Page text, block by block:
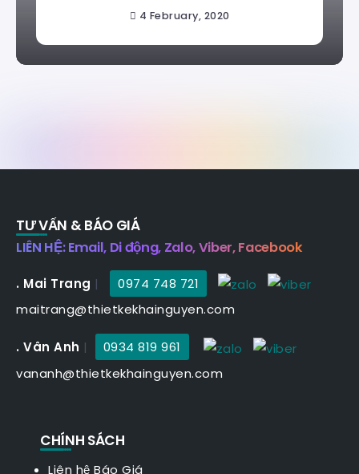
4 February, 2020
TƯ VẤN & BÁO GIÁ
LIÊN HỆ: Email, Di động, Zalo, Viber, Facebook
. Mai Trang |
0974 748 721
maitrang@thietkekhainguyen.com
. Vân Anh |
0934 819 961
vananh@thietkekhainguyen.com
CHÍNH SÁCH
Liên hệ Báo Giá